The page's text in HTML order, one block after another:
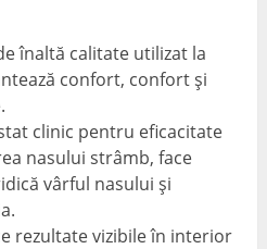
înaltă calitate utilizat la
confort, confort și
clinic pentru eficacitate
nasului strâmb, face
vârful nasului și
rezultate vizibile în interior